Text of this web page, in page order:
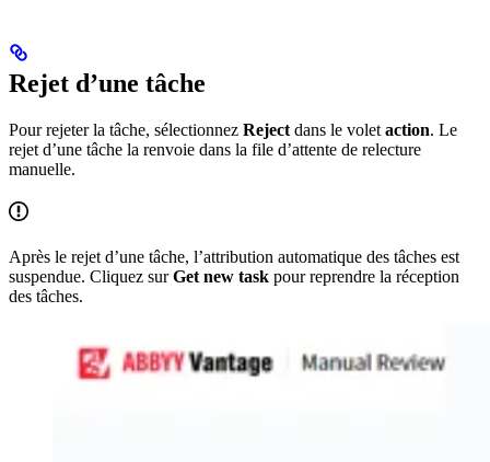
Rejet d’une tâche
Pour rejeter la tâche, sélectionnez Reject dans le volet action. Le
rejet d’une tâche la renvoie dans la file d’attente de relecture
manuelle.
Après le rejet d’une tâche, l’attribution automatique des tâches est
suspendue. Cliquez surGet new task pour reprendre la réception
des tâches.